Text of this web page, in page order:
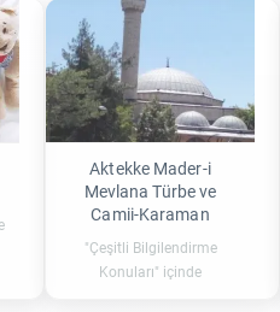
Aktekke Mader-i
Mevlana Türbe ve
Camii-Karaman
"Çeşitli Bilgilendirme
Konuları" içinde